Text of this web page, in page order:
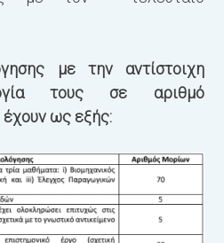
με την αντίστοιχη
τους σε αριθμό
ως εξής: